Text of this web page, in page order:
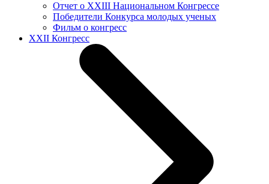
Отчет о XXIII Национальном Конгрессе
Победители Конкурса молодых ученых
Фильм о конгресс
XXII Конгресс